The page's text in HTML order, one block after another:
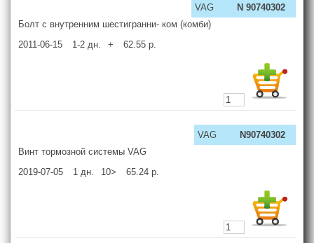
VAG
N 90740302
Болт с внутренним шестигранни- ком (комби)
2011-06-15
1-2 дн. + 62.55 р.
VAG
N90740302
Винт тормозной системы VAG
2019-07-05
1 дн. 10> 65.24 р.